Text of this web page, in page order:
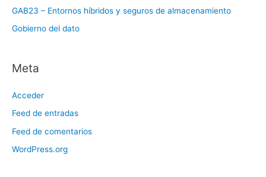
GAB23 – Entornos híbridos y seguros de almacenamiento
Gobierno del dato
Meta
Acceder
Feed de entradas
Feed de comentarios
WordPress.org